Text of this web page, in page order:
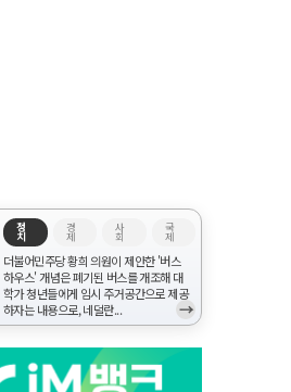
정
치
경
제
사
회
국
제
더불어민주당 황희 의원이 제안한 '버스
하우스' 개념은 폐기된 버스를 개조해 대
학가 청년들에게 임시 주거공간으로 제공
하자는 내용으로, 네덜란...
→